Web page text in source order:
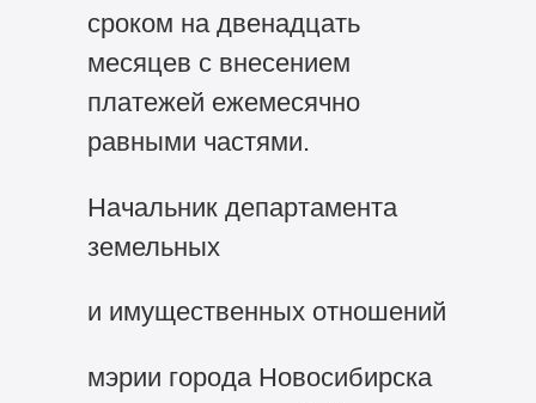
сроком на двенадцать
месяцев с внесением
платежей ежемесячно
равными частями.
Начальник департамента
земельных
и имущественных отношений
мэрии города Новосибирска